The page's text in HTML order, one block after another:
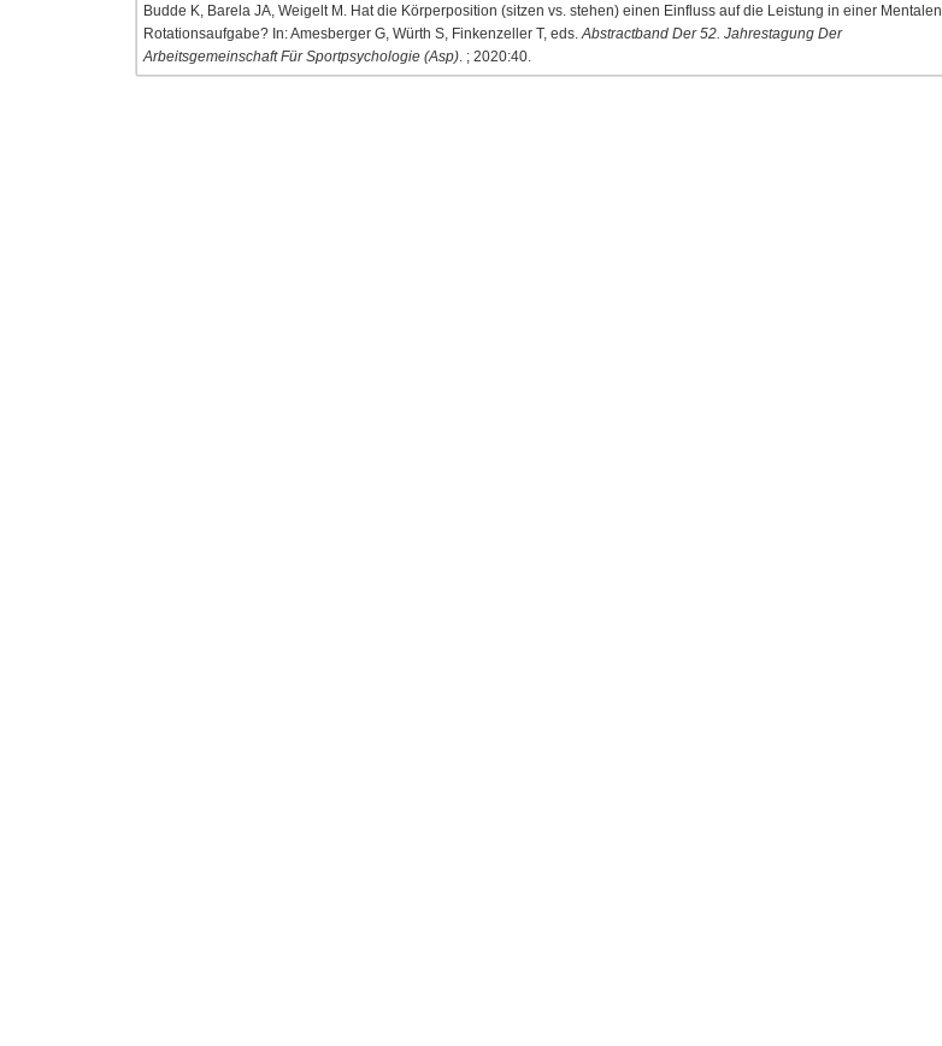
Budde K, Barela JA, Weigelt M. Hat die Körperposition (sitzen vs. stehen) einen Einfluss auf die Leistung in einer Mentalen
Rotationsaufgabe? In: Amesberger G, Würth S, Finkenzeller T, eds. Abstractband Der 52. Jahrestagung Der
Arbeitsgemeinschaft Für Sportpsychologie (Asp) . ; 2020:40.